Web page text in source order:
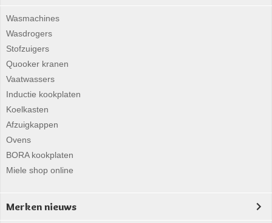
Wasmachines
Wasdrogers
Stofzuigers
Quooker kranen
Vaatwassers
Inductie kookplaten
Koelkasten
Afzuigkappen
Ovens
BORA kookplaten
Miele shop online
Merken nieuws